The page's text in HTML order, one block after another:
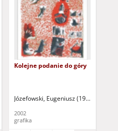
Kolejne podanie do góry
Józefowski, Eugeniusz (1956- )
2002
grafika